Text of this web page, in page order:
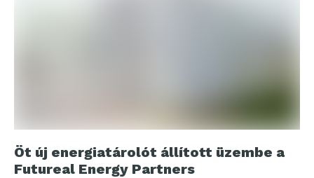
Öt új energiatárolót állított üzembe a
Futureal Energy Partners